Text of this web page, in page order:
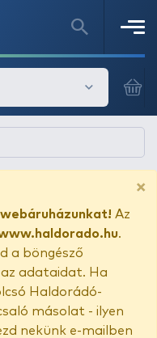
×
Az
.
a böngésző
adataidat. Ha
Haldorádó-
másolat - ilyen
nekünk e-mailben